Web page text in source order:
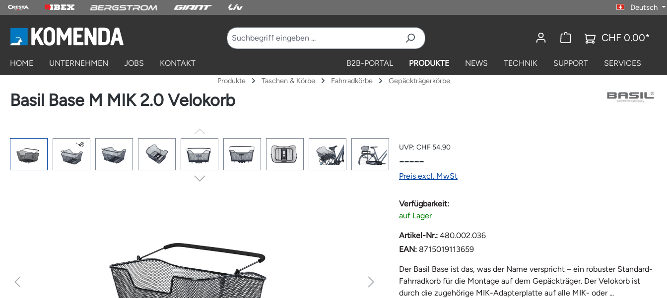
Zur Hauptnavigation springen Deutsch
CHF 0.00*
HOME UNTERNEHMEN JOBS KONTAKT B2B-PORTAL PRODUKTE NEWS TECHNIK SUPPORT SERVICES
Produkte Taschen & Körbe Fahrradkörbe Gepäckträgerkörbe
Basil Base M MIK 2.0 Velokorb
Bildergalerie überspringen UVP: CHF 54.90
-----
Preis excl. MwSt
Verfügbarkeit:
auf Lager
Artikel-Nr.: 480.002.036
EAN: 8715019113659
Der Basil Base ist das, was der Name verspricht – ein robuster Standard-
Fahrradkorb für die Montage auf dem Gepäckträger. Der Velokorb ist
durch die zugehörige MIK-Adapterplatte auf alle MIK- oder ...